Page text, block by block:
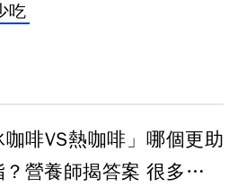
吃
咖啡VS熱咖啡」哪個更助
營養師揭答案 很多人喝